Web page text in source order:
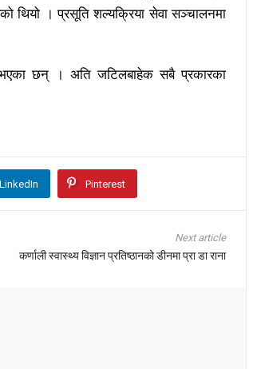
थियो । प्रसूति शल्यक्रिया सेवा सञ्चालनमा
छन् । अति जटिलबाहेक सबै प्रकारका
LinkedIn Pinterest
Next article
कर्णाली स्वास्थ्य विज्ञान प्रतिष्ठानको डीनमा प्रा डा राना